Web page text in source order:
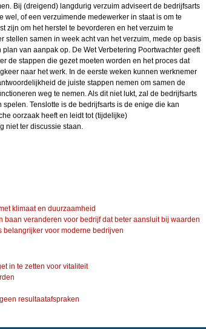
Bij (dreigend) langdurig verzuim adviseert de bedrijfsarts
of een verzuimende medewerker in staat is om te
zijn om het herstel te bevorderen en het verzuim te
stellen samen in week acht van het verzuim, mede op basis
van aanpak op. De Wet Verbetering Poortwachter geeft
de stappen die gezet moeten worden en het proces dat
naar het werk. In de eerste weken kunnen werknemer
de juiste stappen nemen om samen de
weg te nemen. Als dit niet lukt, zal de bedrijfsarts
Tenslotte is de bedrijfsarts is de enige die kan
oorzaak heeft en leidt tot (tijdelijke)
niet ter discussie staan.
klimaat en duurzaamheid
baan veranderen voor bedrijf dat beter aansluit bij waarden
belangrijker voor moderne bedrijven
in te zetten voor vitaliteit
resultaatafspraken